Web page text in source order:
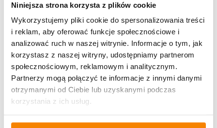
Niniejsza strona korzysta z plików cookie
Wykorzystujemy pliki cookie do spersonalizowania treści
i reklam, aby oferować funkcje społecznościowe i
analizować ruch w naszej witrynie. Informacje o tym, jak
korzystasz z naszej witryny, udostępniamy partnerom
społecznościowym, reklamowym i analitycznym.
Partnerzy mogą połączyć te informacje z innymi danymi
otrzymanymi od Ciebie lub uzyskanymi podczas
korzystania z ich usług.
Potrzebujesz większą ilość? Zapraszamy do naszej
hurtowniiPrzejdź do hurtowni B2B
Opis produktu
Specyfikacja